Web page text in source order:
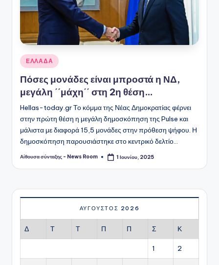
Αναρτήθηκε
σε
ΕΛΛΑΔΑ
Πόσες μονάδες είναι μπροστά η ΝΔ,
μεγάλη ΄΄μάχη΄΄ στη 2η θέση…
Hellas-today.gr Το κόμμα της Νέας Δημοκρατίας φέρνει
στην πρώτη θέση η μεγάλη δημοσκόπηση της Pulse και
μάλιστα με διαφορά 15,5 μονάδες στην πρόθεση ψήφου. Η
δημοσκόπηση παρουσιάστηκε στο κεντρικό δελτίο…
Συγγραφέας:
Αίθουσα σύνταξης - News Room 1 Ιουνίου, 2025
ΑΎΓΟΥΣΤΟΣ 2026
Δ Τ Τ Π Π Σ Κ
1 2